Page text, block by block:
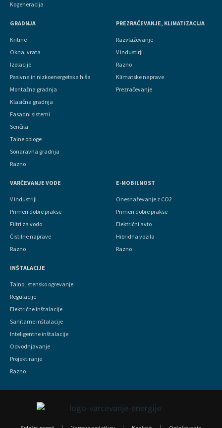
Kogeneracija
GRADNJA
Kritine
Okna, vrata
Izolacije
Pasivna in nizkoenergetska hiša
Montažna gradnja
Klasična gradnja
Fasadni sistemi
Senčila
Talne obloge
Sonaravna gradnja
Razno
PREZRAČEVANJE, KLIMATIZACIJA
Razvlaževanje
V industirji
Razno
Klimatske naprave
Prezračevanje
VARČEVANJE VODE
V industriji
Primeri dobre prakse
Filtri za vodo
Čistilne naprave
Razno
E-MOBILNOST
Onesnaževanje z CO2
Primeri dobre prakse
Električni avto
Hibridna vozila
Razno
INŠTALACIJE
Talno , stensko ogrevanje
Regulacije
Električne inštalacije
Sanitarne inštalacije
Inteligentne inštalacije
Odvodnjavanje
Projektiranje
Razno